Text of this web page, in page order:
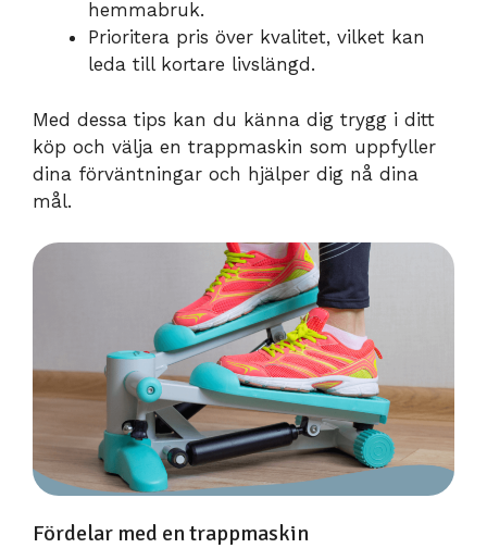
hemmabruk.
Prioritera pris över kvalitet, vilket kan
leda till kortare livslängd.
Med dessa tips kan du känna dig trygg i ditt
köp och välja en trappmaskin som uppfyller
dina förväntningar och hjälper dig nå dina
mål.
Fördelar med en trappmaskin